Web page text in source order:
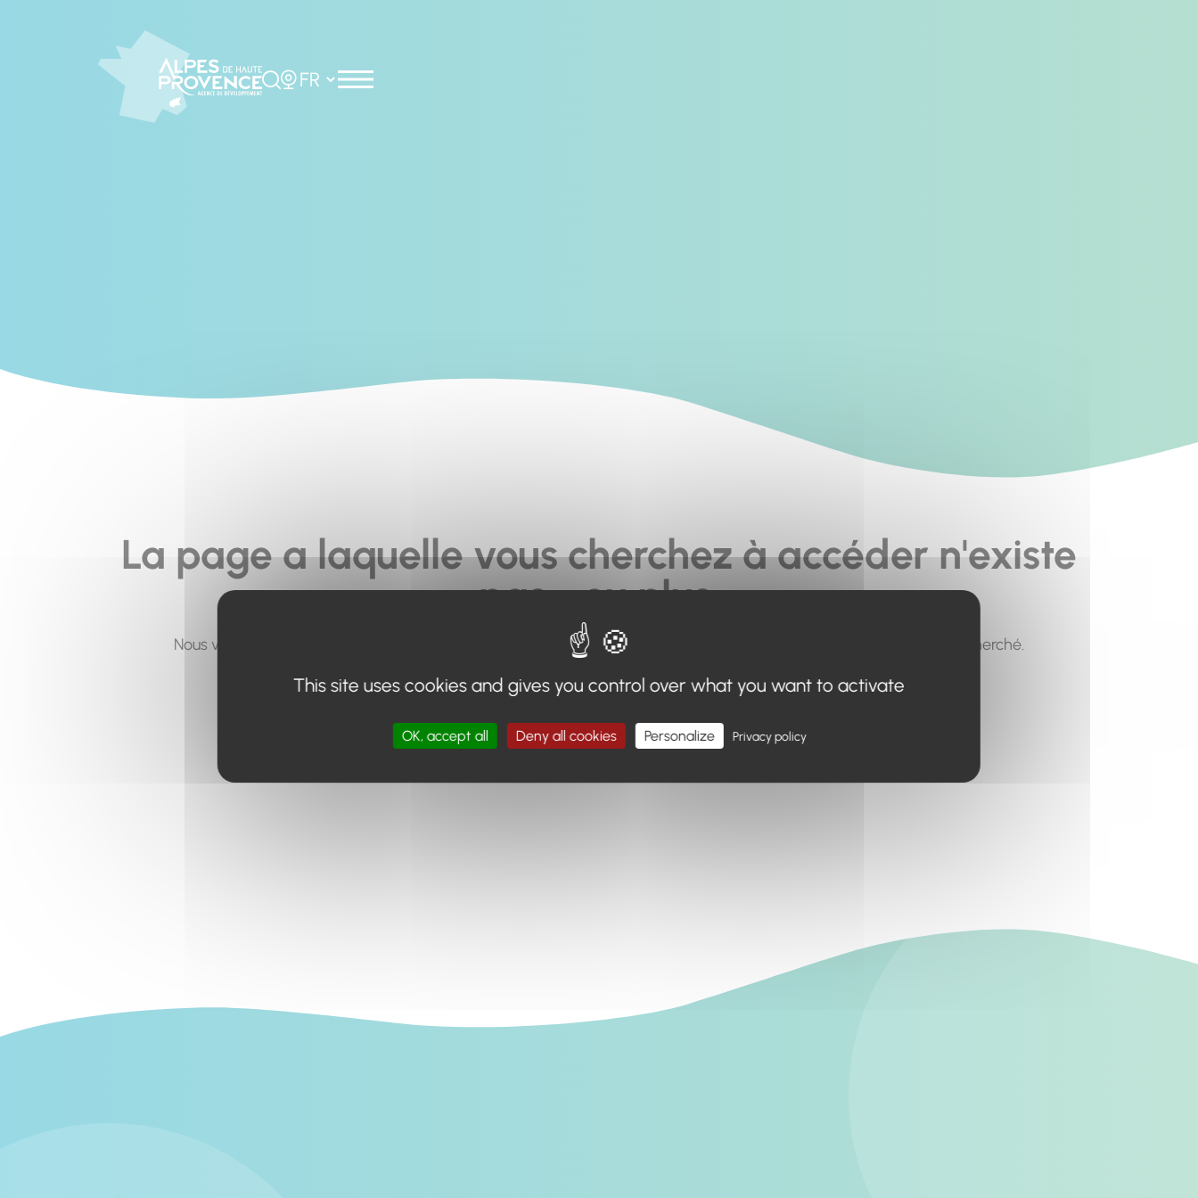
Rechercher
Choisir la langue
La page a laquelle vous cherchez à accéder n'existe
pas... ou plus.
Nous vous invitons à utiliser le moteur de recherche en haut de page, ou à utiliser le menu pour trouver le contenu recherché.
Retour à l'accueil
This site uses cookies and gives you control over what you want to activate
OK, accept all Deny all cookies Personalize Privacy policy